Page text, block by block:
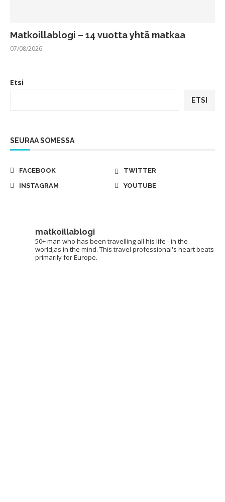
Matkoillablogi – 14 vuotta yhtä matkaa
07/08/2026
Etsi
ETSI
SEURAA SOMESSA
FACEBOOK
TWITTER
INSTAGRAM
YOUTUBE
matkoillablogi
50+ man who has been travelling all his life - in the
world,as in the mind. This travel professional's heart beats
primarily for Europe.